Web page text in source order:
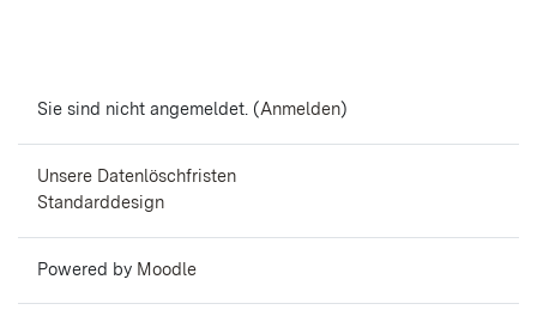
Sie sind nicht angemeldet. (Anmelden)
Unsere Datenlöschfristen
Standarddesign
Powered by Moodle